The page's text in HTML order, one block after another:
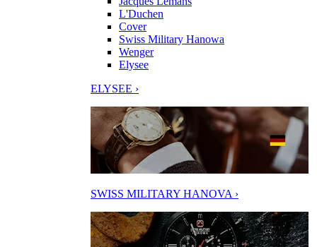
L'Duchen
Cover
Swiss Military Hanowa
Wenger
Elysee
ELYSEE ›
SWISS MILITARY HANOVA ›